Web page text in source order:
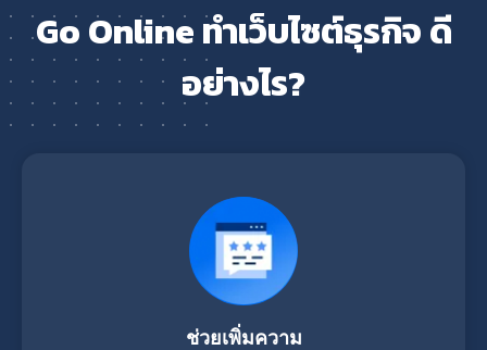
Go Online ทำเว็บไซต์ธุรกิจ ดี
อย่างไร?
ช่วยเพิ่มความ